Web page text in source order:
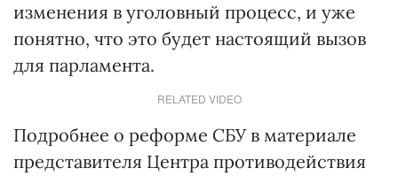
изменения в уголовный процесс, и уже
понятно, что это будет настоящий вызов
для парламента.
RELATED VIDEO
Подробнее о реформе СБУ в материале
представителя Центра противодействия